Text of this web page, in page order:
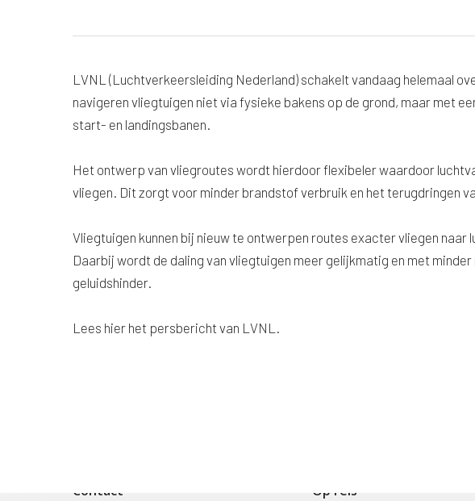
LVNL (Luchtverkeersleiding Nederland) schakelt vandaag helemaal
navigeren vliegtuigen niet via fysieke bakens op de grond, maar met
start- en landingsbanen.
Het ontwerp van vliegroutes wordt hierdoor flexibeler waardoor
vliegen. Dit zorgt voor minder brandstof verbruik en het terugdringen
Vliegtuigen kunnen bij nieuw te ontwerpen routes exacter vliegen naar
Daarbij wordt de daling van vliegtuigen meer gelijkmatig en met
geluidshinder.
Lees hier het persbericht van LVNL.
Contact Op reis